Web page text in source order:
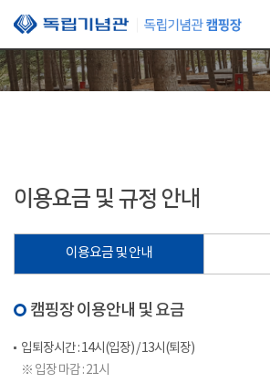
본문 바로가기
이용요금 및 규정 안내
이용요금 및 안내
캠핑장 이용안내 및 요금
입퇴장시간 : 14시(입장) / 13시(퇴장)
※ 입장 마감 : 21시